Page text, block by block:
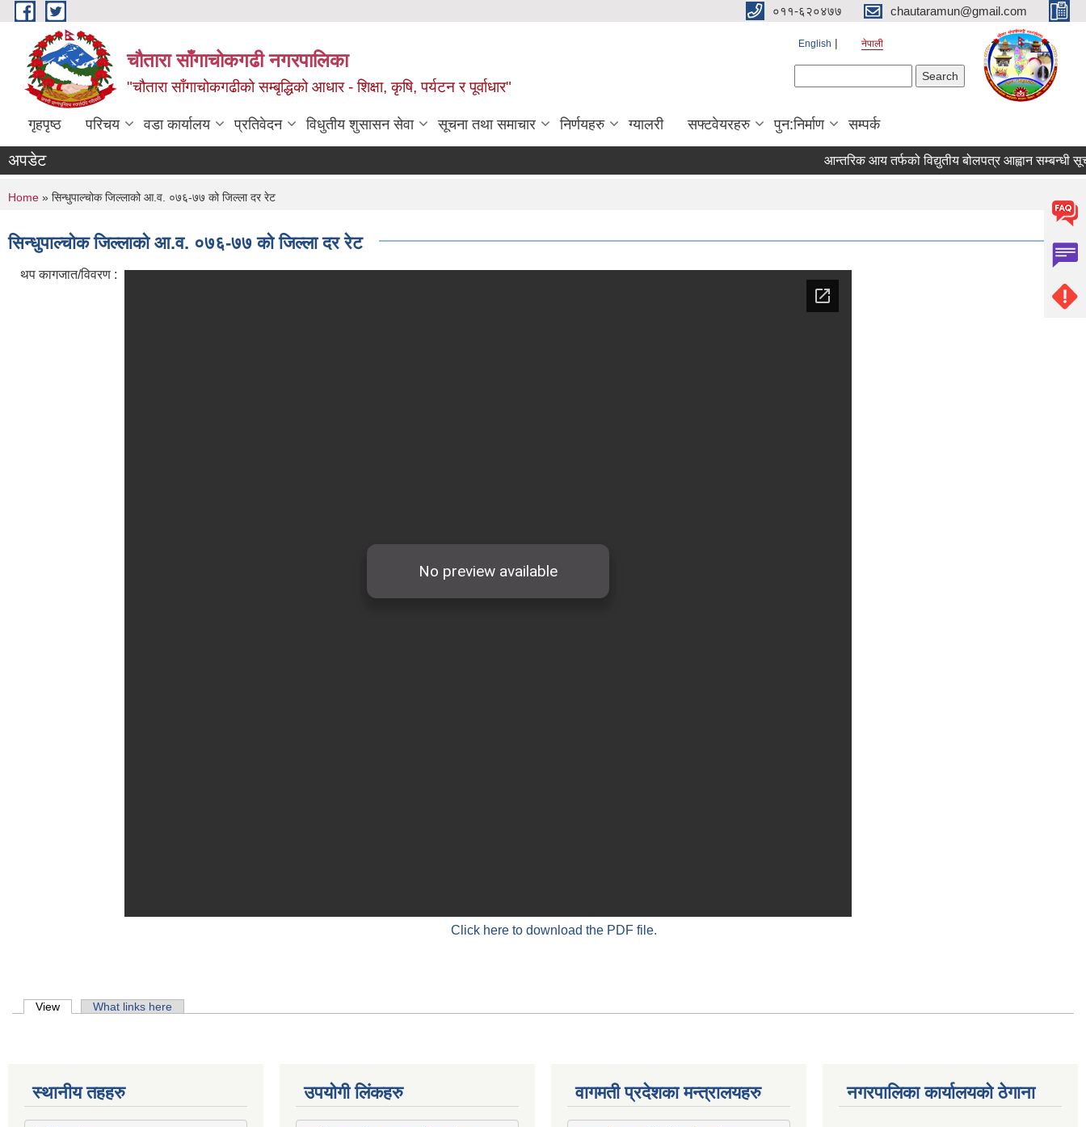
Skip to main content ०११-६२०४७७ chautaramun@gmail.com
चौतारा साँगाचोकगढी नगरपालिका
"चौतारा साँगाचोकगढीको सम्बृद्धिको आधार - शिक्षा, कृषि, पर्यटन र पूर्वाधार"
English नेपाली
गृहपृष्ठ परिचय वडा कार्यालय प्रतिवेदन विधुतीय शुसासन सेवा सूचना तथा समाचार निर्णयहरु ग्यालरी सफ्टवेयरहरु पुन:निर्माण सम्पर्क
अपडेट आन्तरिक आय तर्फको विद्युतीय बोलपत्र आह्वान सम्बन्धी सूचना
You are here
Home » सिन्धुपाल्चोक जिल्लाको आ.व. ०७६-७७ को जिल्ला दर रेट
सिन्धुपाल्चोक जिल्लाको आ.व. ०७६-७७ को जिल्ला दर रेट
थप कागजात/विवरण :
Click here to download the PDF file.
Primary tabs
View (active tab)What links here
स्थानीय तहहरु उपयोगी लिंकहरु वागमती प्रदेशका मन्त्रालयहरु नगरपालिका कार्यालयको ठेगाना